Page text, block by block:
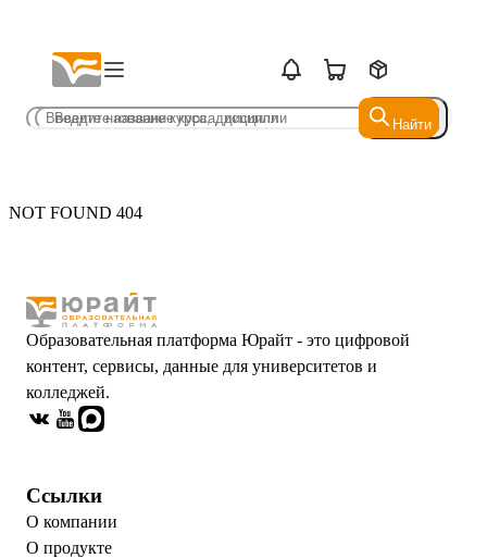
Найти
Найти
NOT FOUND 404
Образовательная платформа Юрайт - это цифровой
контент, сервисы, данные для университетов и
колледжей.
Ссылки
О компании
О продукте